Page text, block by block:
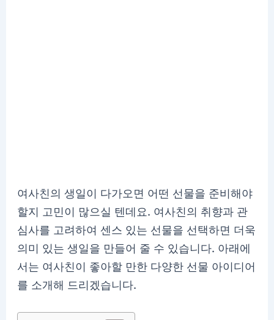
여사친의 생일이 다가오면 어떤 선물을 준비해야
할지 고민이 많으실 텐데요. 여사친의 취향과 관
심사를 고려하여 센스 있는 선물을 선택하면 더욱
의미 있는 생일을 만들어 줄 수 있습니다. 아래에
서는 여사친이 좋아할 만한 다양한 선물 아이디어
를 소개해 드리겠습니다.